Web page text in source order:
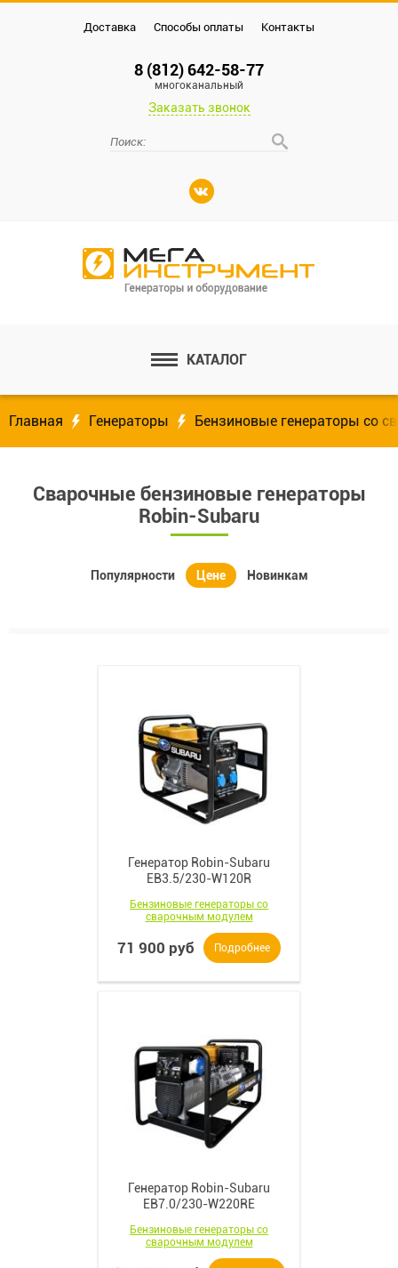
Доставка Способы оплаты Контакты
8 (812) 642-58-77
многоканальный
Заказать звонок
КАТАЛОГ
Главная Генераторы Бензиновые генераторы со
Сварочные бензиновые генераторы
Robin-Subaru
Популярности Цене Новинкам
Генератор Robin-Subaru
EB3.5/230-W120R
Бензиновые генераторы со
сварочным модулем
71 900 руб Подробнее
Генератор Robin-Subaru
EB7.0/230-W220RE
Бензиновые генераторы со
сварочным модулем